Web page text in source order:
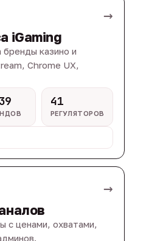
→
iGaming
бренды казино и
Chrome UX,
41
РЕГУЛЯТОРОВ
→
с ценами, охватами,